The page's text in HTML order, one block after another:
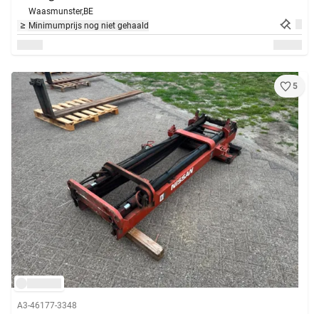
Waasmunster,BE
Minimumprijs nog niet gehaald
5
A3-46177-3348